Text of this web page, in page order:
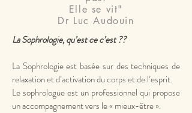
Elle se vit"
Dr Luc Audouin
La Sophrologie, qu’est ce c’est ??
La Sophrologie est basée sur des techniques de
relaxation et d’activation du corps et de l’esprit.
Le sophrologue est un professionnel qui propose
un accompagnement vers le « mieux-être ».